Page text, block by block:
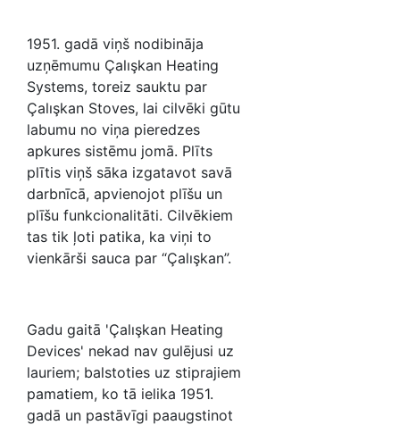
1951. gadā viņš nodibināja
uzņēmumu Çalışkan Heating
Systems, toreiz sauktu par
Çalışkan Stoves, lai cilvēki gūtu
labumu no viņa pieredzes
apkures sistēmu jomā. Plīts
plītis viņš sāka izgatavot savā
darbnīcā, apvienojot plīšu un
plīšu funkcionalitāti. Cilvēkiem
tas tik ļoti patika, ka viņi to
vienkārši sauca par “Çalışkan”.
Gadu gaitā 'Çalışkan Heating
Devices' nekad nav gulējusi uz
lauriem; balstoties uz stiprajiem
pamatiem, ko tā ielika 1951.
gadā un pastāvīgi paaugstinot